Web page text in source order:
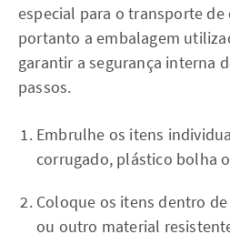
especial para o transporte de
portanto a embalagem
garantir a segurança interna
passos.
Embrulhe os itens
corrugado, plástico bolha
Coloque os itens dentro
ou outro material